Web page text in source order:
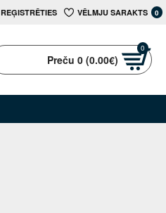
REĢISTRĒTIES VĒLMJU SARAKTS 0
Preču 0 (0.00€)
0